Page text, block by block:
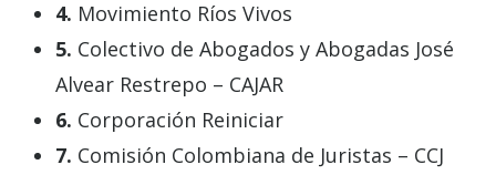
4. Movimiento Ríos Vivos
5. Colectivo de Abogados y Abogadas José
Alvear Restrepo – CAJAR
6. Corporación Reiniciar
7. Comisión Colombiana de Juristas – CCJ